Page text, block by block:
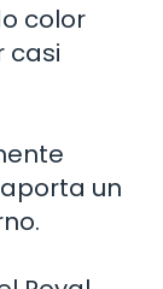
color
casi
un